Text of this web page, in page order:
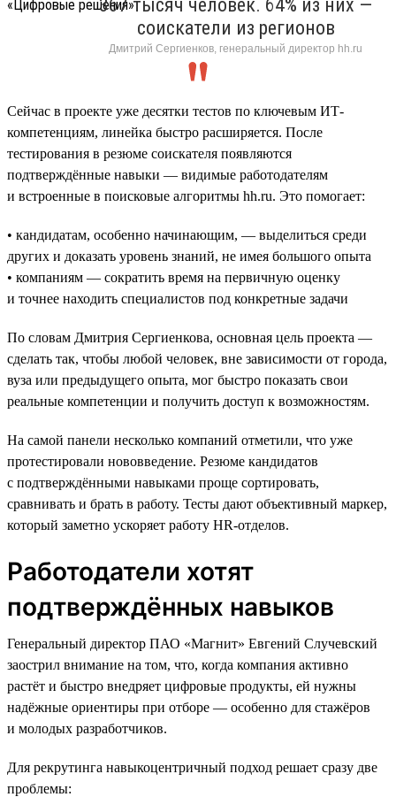
367 тысяч человек. 64% из них —
соискатели из регионов
Дмитрий Сергиенков, генеральный директор hh.ru
Сейчас в проекте уже десятки тестов по ключевым ИТ-
компетенциям, линейка быстро расширяется. После
тестирования в резюме соискателя появляются
подтверждённые навыки — видимые работодателям
и встроенные в поисковые алгоритмы hh.ru. Это помогает:
• кандидатам, особенно начинающим, — выделиться среди
других и доказать уровень знаний, не имея большого опыта
• компаниям — сократить время на первичную оценку
и точнее находить специалистов под конкретные задачи
По словам Дмитрия Сергиенкова, основная цель проекта —
сделать так, чтобы любой человек, вне зависимости от города,
вуза или предыдущего опыта, мог быстро показать свои
реальные компетенции и получить доступ к возможностям.
На самой панели несколько компаний отметили, что уже
протестировали нововведение. Резюме кандидатов
с подтверждёнными навыками проще сортировать,
сравнивать и брать в работу. Тесты дают объективный маркер,
который заметно ускоряет работу HR-отделов.
Работодатели хотят
подтверждённых навыков
Генеральный директор ПАО «Магнит» Евгений Случевский
заострил внимание на том, что, когда компания активно
растёт и быстро внедряет цифровые продукты, ей нужны
надёжные ориентиры при отборе — особенно для стажёров
и молодых разработчиков.
Для рекрутинга навыкоцентричный подход решает сразу две
проблемы: